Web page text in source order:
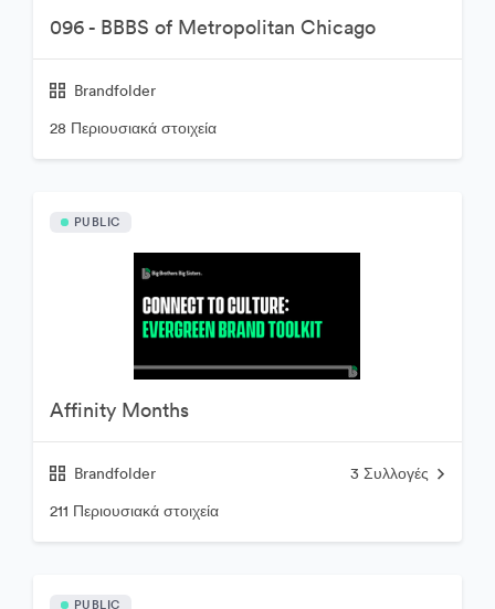
096 - BBBS of Metropolitan Chicago
Brandfolder
28 Περιουσιακά στοιχεία
PUBLIC
Affinity Months
Brandfolder 3 Συλλογές
211 Περιουσιακά στοιχεία
PUBLIC